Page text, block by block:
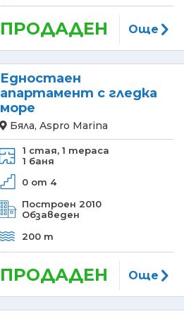
ПРОДАДЕН Още
Едностаен
апартамент с гледка
море
Бяла, Aspro Marina
1 стая, 1 тераса
1 баня
0 от 4
Построен 2010
Обзаведен
200 m
ПРОДАДЕН Още